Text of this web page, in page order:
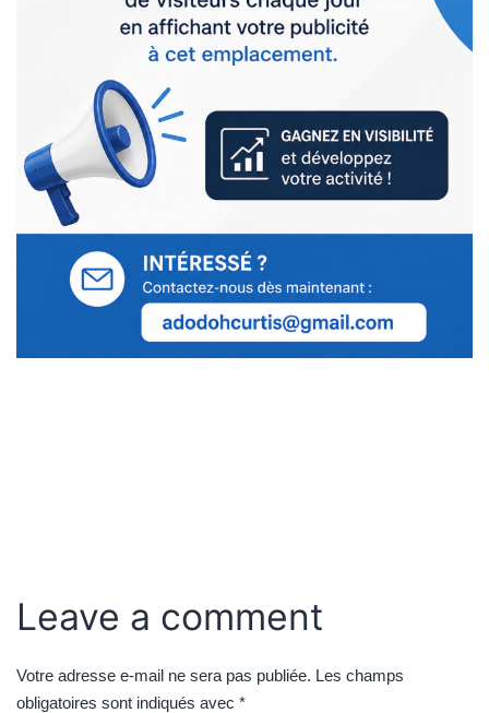
Leave a comment
Votre adresse e-mail ne sera pas publiée. Les champs
obligatoires sont indiqués avec *